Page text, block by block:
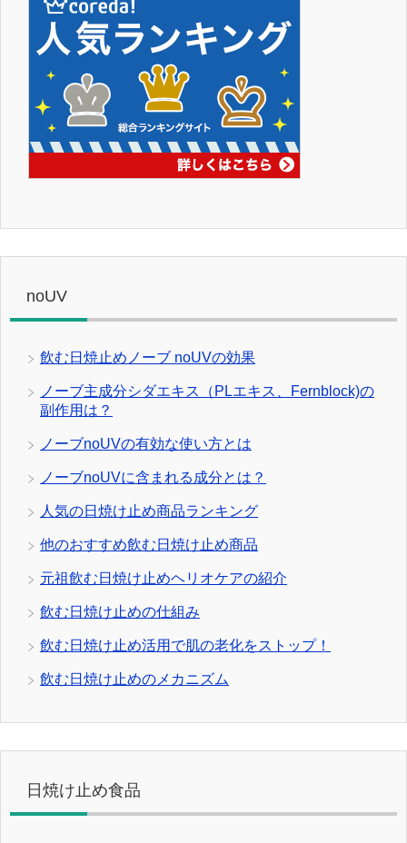
noUV
飲む日焼止めノーブ noUVの効果
ノーブ主成分シダエキス（PLエキス、Fernblock)の
副作用は？
ノーブnoUVの有効な使い方とは
ノーブnoUVに含まれる成分とは？
人気の日焼け止め商品ランキング
他のおすすめ飲む日焼け止め商品
元祖飲む日焼け止めヘリオケアの紹介
飲む日焼け止めの仕組み
飲む日焼け止め活用で肌の老化をストップ！
飲む日焼け止めのメカニズム
日焼け止め食品